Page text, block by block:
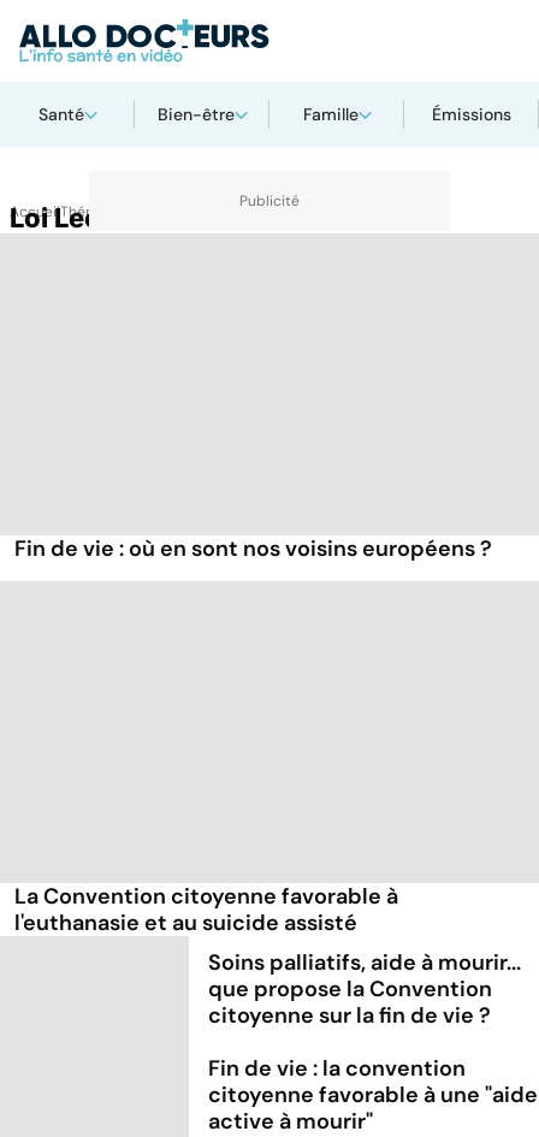
Santé Bien-être Famille Émissions
AccueilThématiques
Loi Leonetti
Fin de vie : où en sont nos voisins européens ?
La Convention citoyenne favorable à
l'euthanasie et au suicide assisté
Soins palliatifs, aide à mourir...
que propose la Convention
citoyenne sur la fin de vie ?
Fin de vie : la convention
citoyenne favorable à une "aide
active à mourir"